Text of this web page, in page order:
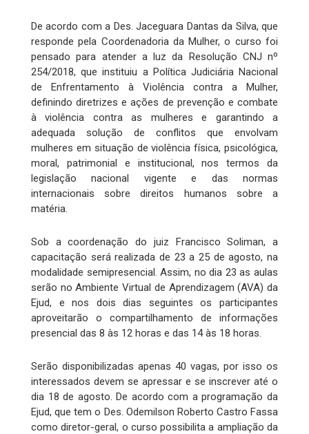
De acordo com a Des. Jaceguara Dantas da Silva, que
responde pela Coordenadoria da Mulher, o curso foi
pensado para atender a luz da Resolução CNJ nº
254/2018, que instituiu a Política Judiciária Nacional
de Enfrentamento à Violência contra a Mulher,
definindo diretrizes e ações de prevenção e combate
à violência contra as mulheres e garantindo a
adequada solução de conflitos que envolvam
mulheres em situação de violência física, psicológica,
moral, patrimonial e institucional, nos termos da
legislação nacional vigente e das normas
internacionais sobre direitos humanos sobre a
matéria.
Sob a coordenação do juiz Francisco Soliman, a
capacitação será realizada de 23 a 25 de agosto, na
modalidade semipresencial. Assim, no dia 23 as aulas
serão no Ambiente Virtual de Aprendizagem (AVA) da
Ejud, e nos dois dias seguintes os participantes
aproveitarão o compartilhamento de informações
presencial das 8 às 12 horas e das 14 às 18 horas.
Serão disponibilizadas apenas 40 vagas, por isso os
interessados devem se apressar e se inscrever até o
dia 18 de agosto. De acordo com a programação da
Ejud, que tem o Des. Odemilson Roberto Castro Fassa
como diretor-geral, o curso possibilita a ampliação da